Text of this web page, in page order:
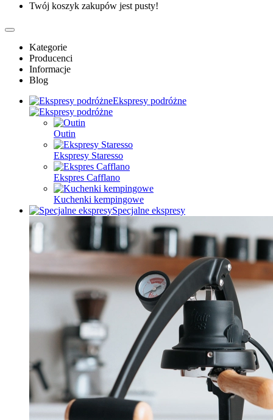
Twój koszyk zakupów jest pusty!
Kategorie
Producenci
Informacje
Blog
Ekspresy podróżne
Outin
Ekspresy Staresso
Ekspres Cafflano
Kuchenki kempingowe
Specjalne ekspresy